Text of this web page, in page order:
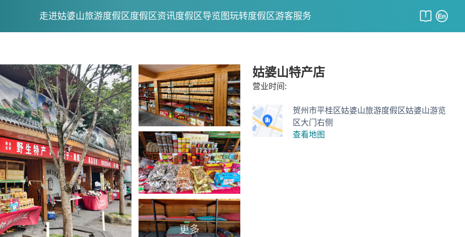
走进姑婆山旅游度假区度假区资讯度假区导览图玩转度假区游客服务
姑婆山特产店
营业时间:
贺州市平桂区姑婆山旅游度假区姑婆山游览
区大门右侧
查看地图